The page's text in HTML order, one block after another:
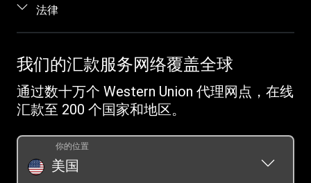
电话汇款
向服刑人员汇款
跟踪汇款
查找网点
货币转换器
汇票
职业发展机会
投资者关系
登录 / 注册
加盟代理
客户服务
Western Union Rewards
推荐朋友
Western Union 预付款
汇款历史记录请求
法律
知识产权
在线隐私声明
发起投诉
奖励条款和条件
我们的汇款服务网络覆盖全球
通过数十万个 Western Union 代理网点，在线
汇款至 200 个国家和地区。
美国
你的位置